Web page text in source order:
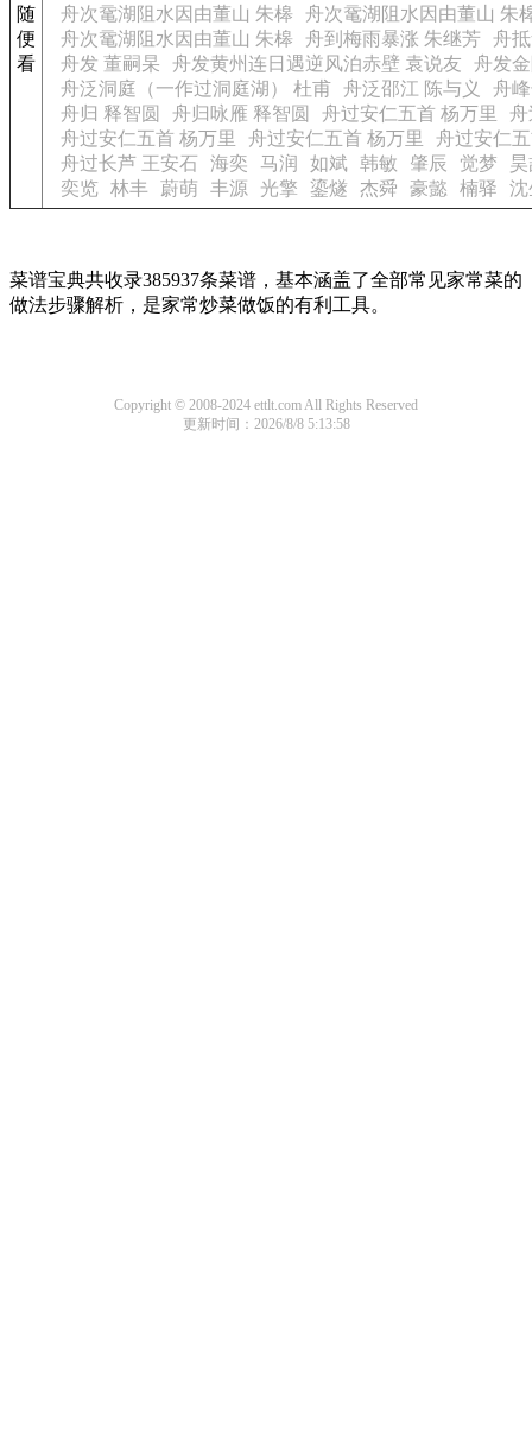
随
便
看
舟次鼋湖阻水因由董山 朱槔
舟次鼋湖阻水因由董山 朱
舟次鼋湖阻水因由董山 朱槔
舟到梅雨暴涨 朱继芳 舟
舟发 董嗣杲
舟发黄州连日遇逆风泊赤壁 袁说友
舟发
舟泛洞庭（一作过洞庭湖） 杜甫 舟泛邵江 陈与义
舟
舟归 释智圆
舟归咏雁 释智圆 舟过安仁五首 杨万里
舟
舟过安仁五首 杨万里
舟过安仁五首 杨万里
舟过安仁
舟过长芦 王安石 海奕 马润 如斌 韩敏 肇辰 觉梦
奕览 林丰 蔚萌 丰源 光擎 鎏燧 杰舜 豪懿 楠驿 沈
菜谱宝典共收录385937条菜谱，基本涵盖了全部常见家常菜的
做法步骤解析，是家常炒菜做饭的有利工具。
Copyright © 2008-2024 ettlt.com All Rights Reserved
更新时间：2026/8/8 5:13:58